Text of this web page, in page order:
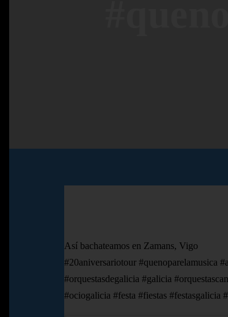
Así bachateamos en Zamans, Vigo
#20aniversariotour #quenoparelamusica
#orquestasdegalicia #galicia
#ociogalicia #festa #fiestas #festasgalicia